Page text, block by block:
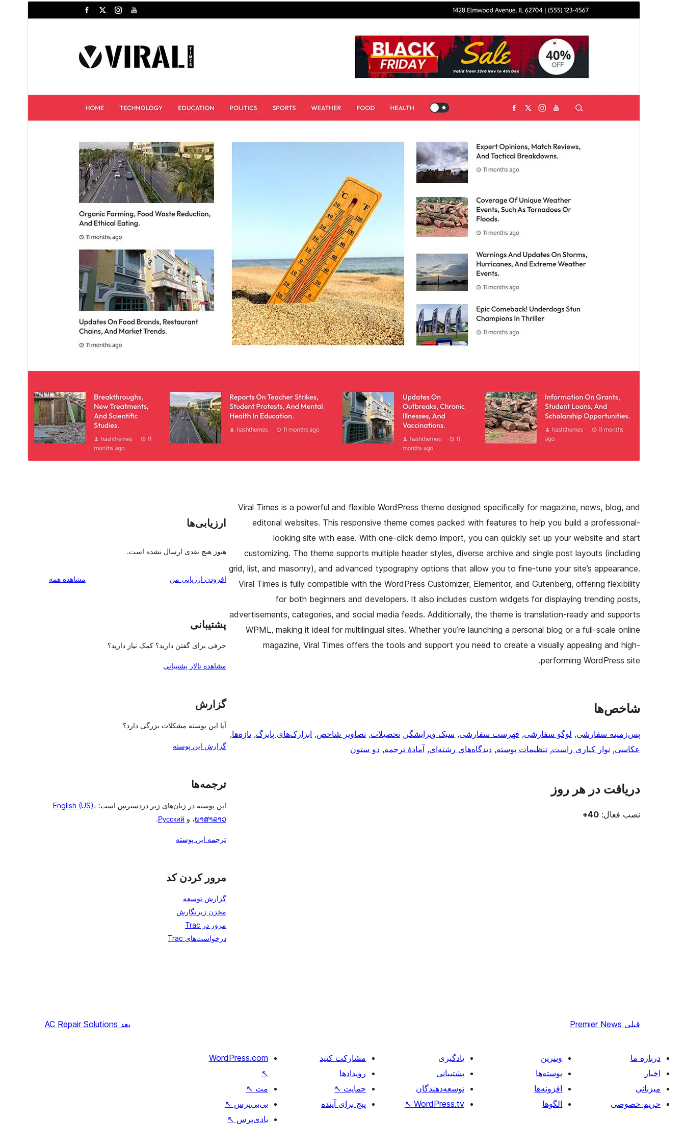
نصب‌های فعال
Viral Times is a powerful and flexible WordPress theme designed specifically for magazine, news, blog, and
editorial websites. This responsive theme comes packed with features to help you build a professional-
looking site with ease. With one-click demo import, you can quickly set up your website and start
customizing. The theme supports multiple header styles, diverse archive and single post layouts (including
grid, list, and masonry), and advanced typography options that allow you to fine-tune your site’s appearance.
Viral Times is fully compatible with the WordPress Customizer, Elementor, and Gutenberg, offering flexibility
for both beginners and developers. It also includes custom widgets for displaying trending posts,
advertisements, categories, and social media feeds. Additionally, the theme is translation-ready and supports
WPML, making it ideal for multilingual sites. Whether you’re launching a personal blog or a full-scale online
magazine, Viral Times offers the tools and support you need to create a visually appealing and high-
performing WordPress site.
شاخص‌ها
پس‌زمینه سفارشی, لوگو سفارشی, فهرست سفارشی, سبک ویرایشگر , تحصیلات, تصاویر شاخص, ابزارک‌های پابرگ, تازه‌ها,
عکاسی, نوار کناری راست, تنظیمات پوسته, دیدگاه‌های رشته‌ای, آمادهٔ ترجمه, دو ستون
دریافت در هر روز
نصب فعال: 40+
ارزیابی‌ها
هنوز هیچ نقدی ارسال نشده است.
افزودن ارزیابی من مشاهده همه
پشتیبانی
حرفی برای گفتن دارید؟ کمک نیاز دارید؟
مشاهده تالار پشتیبانی
گزارش
آیا این پوسته مشکلات بزرگی دارد؟
گزارش این پوسته
ترجمه‌ها
این پوسته در زبان‌های زیر دردسترس است: English (US)،
ພາສາລາວ، و Русский
.
ترجمه این پوسته
مرور کردن کد
گزارش توسعه
مخزن زیرنگارش
مرور در Trac
درخواست‌های Trac
قبلی Premier News بعد AC Repair Solutions
درباره ما
اخبار
میزبانی
حریم خصوصی
ویترین
پوسته‌ها
افزونه‌ها
الگوها
یادگیری
پشتیبانی
توسعه‌دهندگان
WordPress.tv
↖
مشارکت کنید
رویدادها
حمایت ↖
پنج برای آینده
WordPress.com
↖
مت ↖
بی‌بی‌پرس ↖
بادی‌پرس ↖